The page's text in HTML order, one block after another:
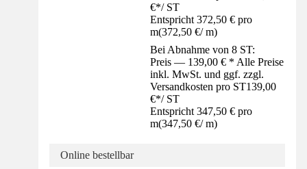
€*/ ST
Entspricht 372,50 € pro
m(372,50 €/ m)
Bei Abnahme von 8 ST:
Preis — 139,00 € * Alle Preise
inkl. MwSt. und ggf. zzgl.
Versandkosten pro ST139,00
€*/ ST
Entspricht 347,50 € pro
m(347,50 €/ m)
Online bestellbar